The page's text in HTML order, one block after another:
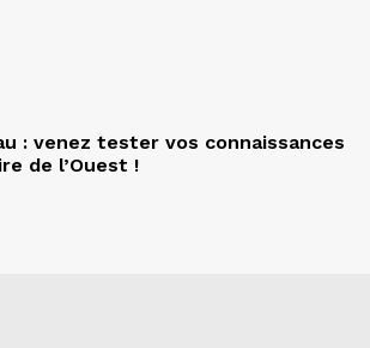
: venez tester vos connaissances
de l’Ouest !